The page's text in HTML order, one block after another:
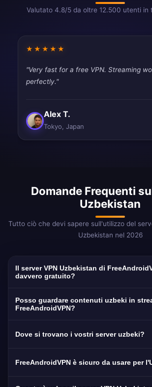
Valutato 4.8/5 da oltre 12.500 utenti in
★★★★★
"Very fast for a free VPN. Streaming
perfectly."
Alex T.
Tokyo, Japan
Domande Frequenti
Uzbekistan
Tutto ciò che devi sapere sull'utilizzo del
Uzbekistan nel 2026
Il server VPN Uzbekistan di
davvero gratuito?
FreeAndroidVPN è 100% gratuito.
Posso guardare contenuti uzbeki in
FreeAndroidVPN?
Dove si trovano i vostri server uzbeki?
FreeAndroidVPN mantiene
alta velocità in tutto l'Uzbekistan a
FreeAndroidVPN è sicuro da usare per
Assolutamente. Crittografia AES-